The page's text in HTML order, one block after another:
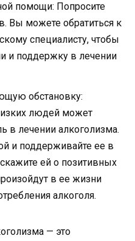
помощи: Попросите
Вы можете обратиться к
специалисту, чтобы
и поддержку в лечении
обстановку:
людей может
в лечении алкоголизма.
и поддерживайте ее в
ей о позитивных
в ее жизни
алкоголя.
— это